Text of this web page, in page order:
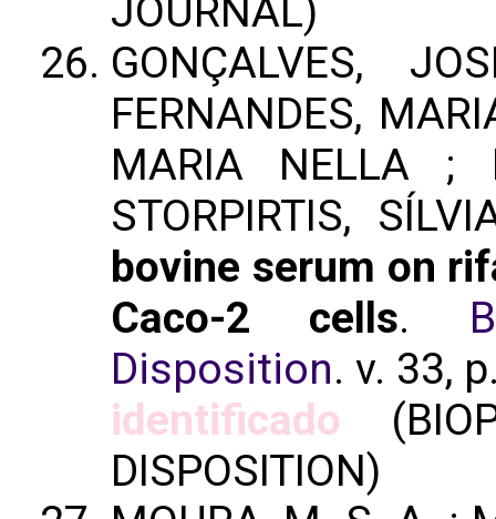
JOURNAL)
GONÇALVES,
FERNANDES,
MARIA NELLA ;
STORPIRTIS,
bovine serum on
Caco-2 cells.
Disposition. v. 33,
identificado
DISPOSITION)